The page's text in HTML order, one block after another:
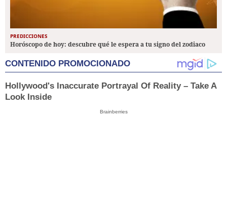
PREDICCIONES
Horóscopo de hoy: descubre qué le espera a tu signo del zodiaco
CONTENIDO PROMOCIONADO
Hollywood's Inaccurate Portrayal Of Reality – Take A
Look Inside
Brainberries